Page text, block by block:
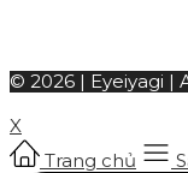
© 2026 | Eyeiyagi |
X
Trang chủ